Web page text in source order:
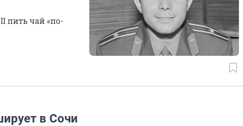
пить чай «по-
в Сочи